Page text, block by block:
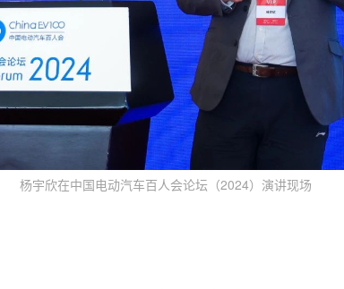
杨宇欣在中国电动汽车百人会论坛（2024）演讲现场